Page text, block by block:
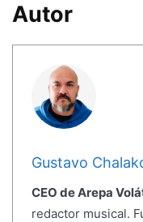
Autor
Gustavo
CEO de Arepa
redactor musical.